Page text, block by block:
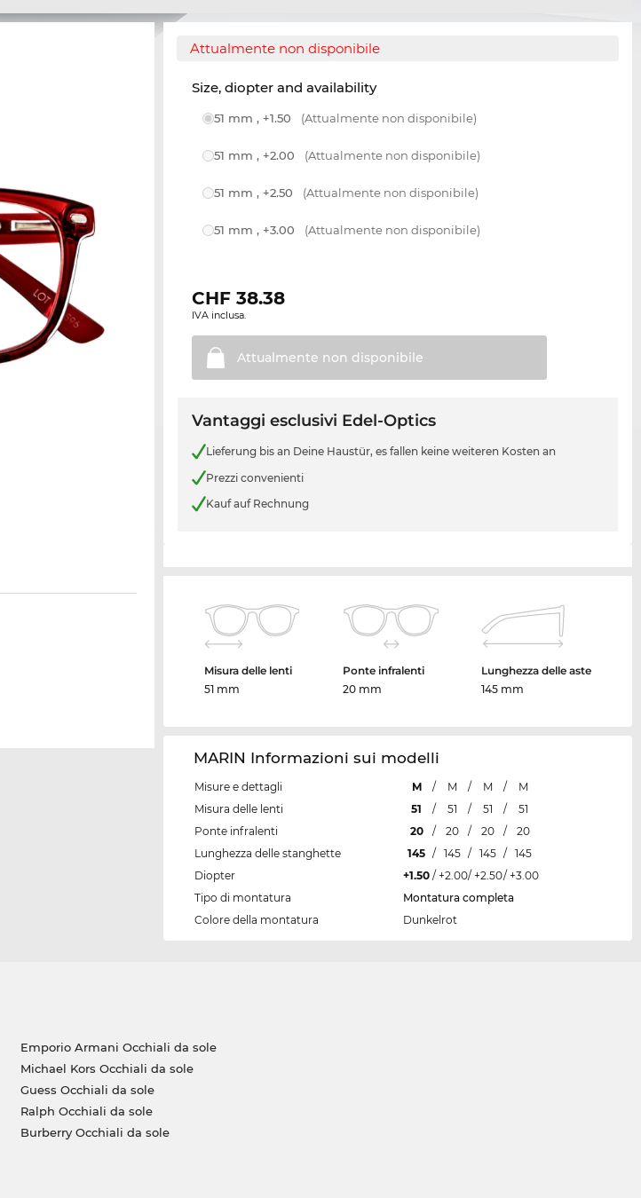
Attualmente non disponibile
Size, diopter and availability
51 mm , +1.50 (Attualmente non disponibile)
51 mm , +2.00 (Attualmente non disponibile)
51 mm , +2.50 (Attualmente non disponibile)
51 mm , +3.00 (Attualmente non disponibile)
CHF38.38
IVA inclusa.
Attualmente non disponibile
Vantaggi esclusivi Edel-Optics
Lieferung bis an Deine Haustür, es fallen keine weiteren Kosten an
Prezzi convenienti
Kauf auf Rechnung
Misura delle lenti
51 mm
Ponte infralenti
20 mm
Lunghezza delle aste
145 mm
MARIN Informazioni sui modelli
Misure e dettagli M / M / M /
M
Misura delle lenti
51 / 51 / 51 /
51
Ponte infralenti
20 / 20 / 20 /
20
Lunghezza delle stanghette
145 / 145 / 145 / 145
Diopter
+1.50 / +2.00/ +2.50/ +3.00
Tipo di montatura
Montatura completa
Colore della montatura
Dunkelrot
Emporio Armani Occhiali da sole
Michael Kors Occhiali da sole
Guess Occhiali da sole
Ralph Occhiali da sole
Burberry Occhiali da sole